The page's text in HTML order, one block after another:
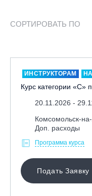
ЛЕКТОР
МЕСТО
СОРТИРОВАТЬ ПО
ИНСТРУКТОРАМ
Курс категории «С»
20.11.2026 -
Комсомольск-
Доп. расходы
Программа курса
Подать Заявку